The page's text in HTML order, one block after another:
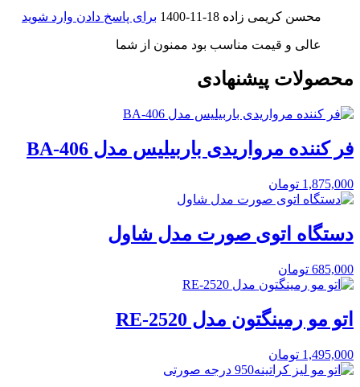
محسن کریمی زاده 1400-11-18 برای پاسخ دادن وارد شوید
عالی و قیمت مناسب بود ممنون از شما
محصولات پیشنهادی
فر کننده مرواریدی باربیلیس مدل BA-406
1,875,000 تومان
دستگاه اتوی صورت مدل شاول
685,000 تومان
اتو مو رمینگتون مدل RE-2520
1,495,000 تومان